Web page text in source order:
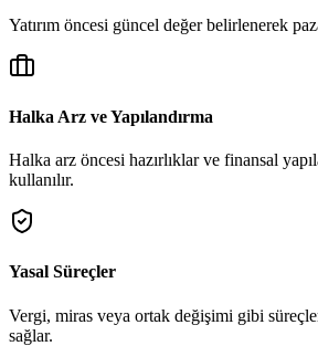
Yatırım öncesi güncel değer belirlenerek
Halka Arz ve Yapılandırma
Halka arz öncesi hazırlıklar ve finansal
kullanılır.
Yasal Süreçler
Vergi, miras veya ortak değişimi gibi
sağlar.